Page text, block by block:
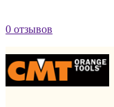
0 отзывов